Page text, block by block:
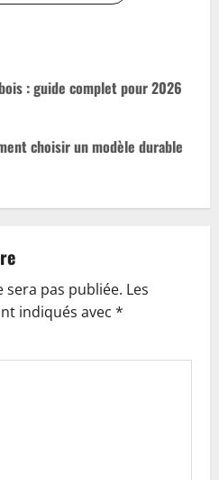
: guide complet pour 2026
choisir un modèle durable
sera pas publiée. Les
indiqués avec *